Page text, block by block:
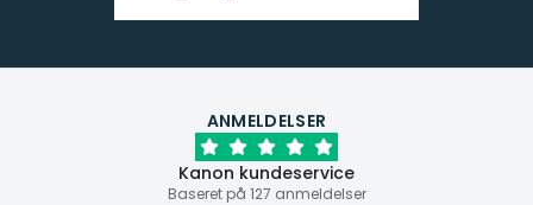
ANMELDELSER
Kanon kundeservice
Baseret på 127 anmeldelser